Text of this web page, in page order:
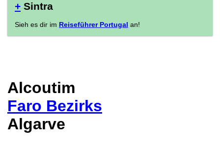
+ Sintra
Sieh es dir im Reiseführer Portugal an!
Alcoutim
Faro Bezirks
Algarve